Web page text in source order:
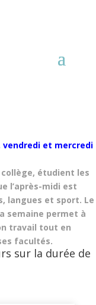
vendredi et mercredi
étudient les
l’après-midi est
langues et sport. Le
semaine permet à
travail tout en
facultés.
sur la durée de